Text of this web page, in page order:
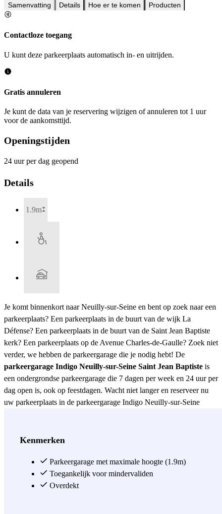
Samenvatting Details Hoe er te komen Producten
Contactloze toegang
U kunt deze parkeerplaats automatisch in- en uitrijden.
Gratis annuleren
Je kunt de data van je reservering wijzigen of annuleren tot 1 uur
voor de aankomsttijd.
Openingstijden
24 uur per dag geopend
Details
1.9m
Je komt binnenkort naar Neuilly-sur-Seine en bent op zoek naar een
parkeerplaats? Een parkeerplaats in de buurt van de wijk La
Défense? Een parkeerplaats in de buurt van de Saint Jean Baptiste
kerk? Een parkeerplaats op de Avenue Charles-de-Gaulle? Zoek niet
verder, we hebben de parkeergarage die je nodig hebt! De
parkeergarage Indigo Neuilly-sur-Seine Saint Jean Baptiste is
een ondergrondse parkeergarage die 7 dagen per week en 24 uur per
dag open is, ook op feestdagen. Wacht niet langer en reserveer nu
uw parkeerplaats in de parkeergarage Indigo Neuilly-sur-Seine
parkeerplaats? Om uw dagelijkse verplaatsingen te vereenvoudigen,
biedt om een vaste parkeerplaats te hebben en u zich geen zorgen
meer hoeft te maken over waar u uw auto kunt parkeren. Bent u op
zoek naar een hotel in de buurt van de parkeergarage Indigo
Kenmerken
Parkeergarage met maximale hoogte (1.9m)
Toegankelijk voor mindervaliden
Overdekt